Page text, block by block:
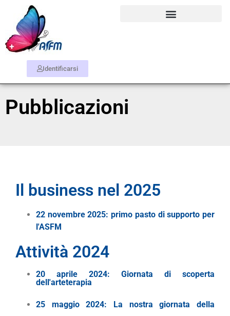
Identificarsi
Pubblicazioni
Il business nel 2025
22 novembre 2025: primo pasto di supporto per
l'ASFM
Attività 2024
20 aprile 2024: Giornata di scoperta
dell'arteterapia
25 maggio 2024:
La nostra giornata della